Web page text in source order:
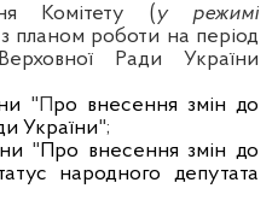
Комітету ( у режимі
з планом роботи на період
Ради України
"Про внесення змін до
України";
" Про внесення змін до
народного депутата